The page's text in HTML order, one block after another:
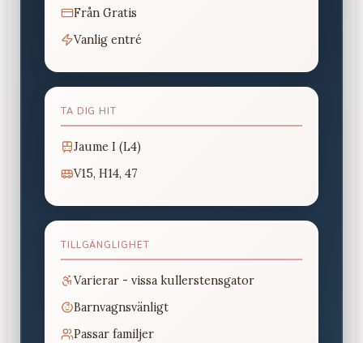
Från Gratis
Vanlig entré
TA DIG HIT
Jaume I (L4)
V15, H14, 47
TILLGÄNGLIGHET
Varierar - vissa kullerstensgator
Barnvagnsvänligt
Passar familjer